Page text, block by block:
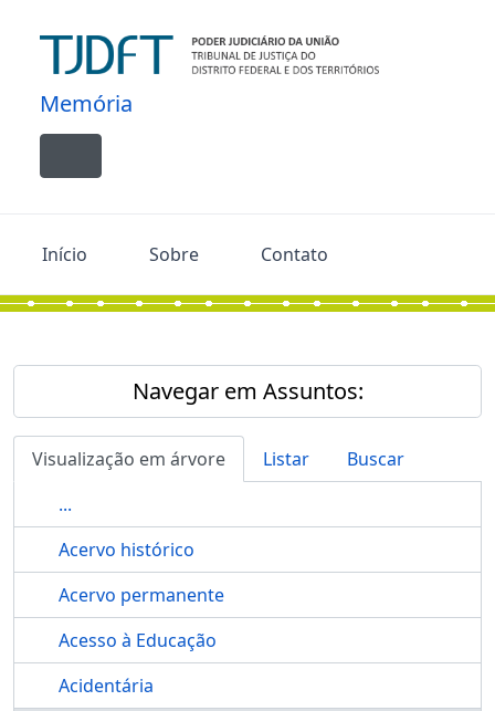
Memória
Toggle navigation
Início Sobre Contato
Navegar em Assuntos:
Visualização em árvore Listar
Buscar
...
Acervo histórico
Acervo permanente
Acesso à Educação
Acidentária